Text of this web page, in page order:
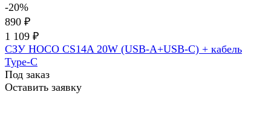
-20%
890 ₽
1 109 ₽
СЗУ HOCO CS14A 20W (USB-A+USB-C) + кабель
Type-C
Под заказ
Оставить заявку